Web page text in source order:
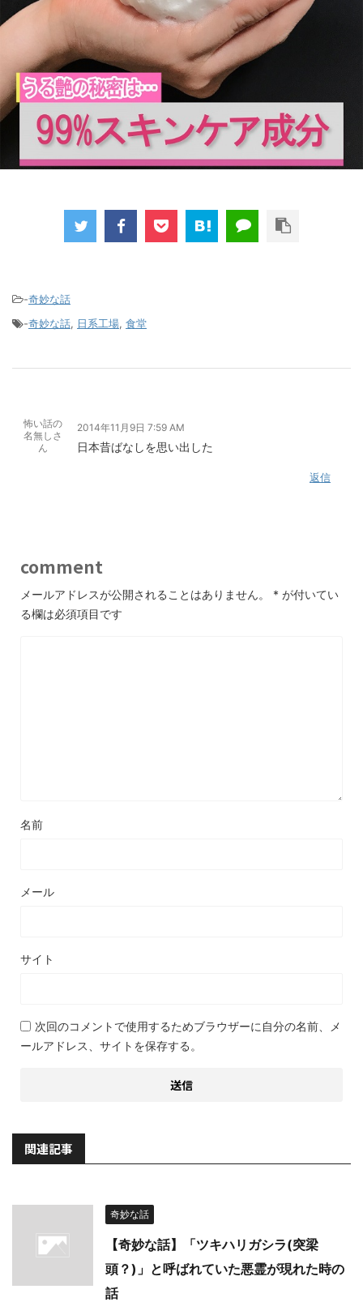
-奇妙な話
-奇妙な話, 日系工場, 食堂
怖い話の
名無しさ
ん
2014年11月9日 7:59 AM
日本昔ばなしを思い出した
返信
comment
メールアドレスが公開されることはありません。 * が付いてい
る欄は必須項目です
名前
メール
サイト
次回のコメントで使用するためブラウザーに自分の名前、メ
ールアドレス、サイトを保存する。
関連記事
奇妙な話
【奇妙な話】「ツキハリガシラ(突梁
頭？)」と呼ばれていた悪霊が現れた時の
話